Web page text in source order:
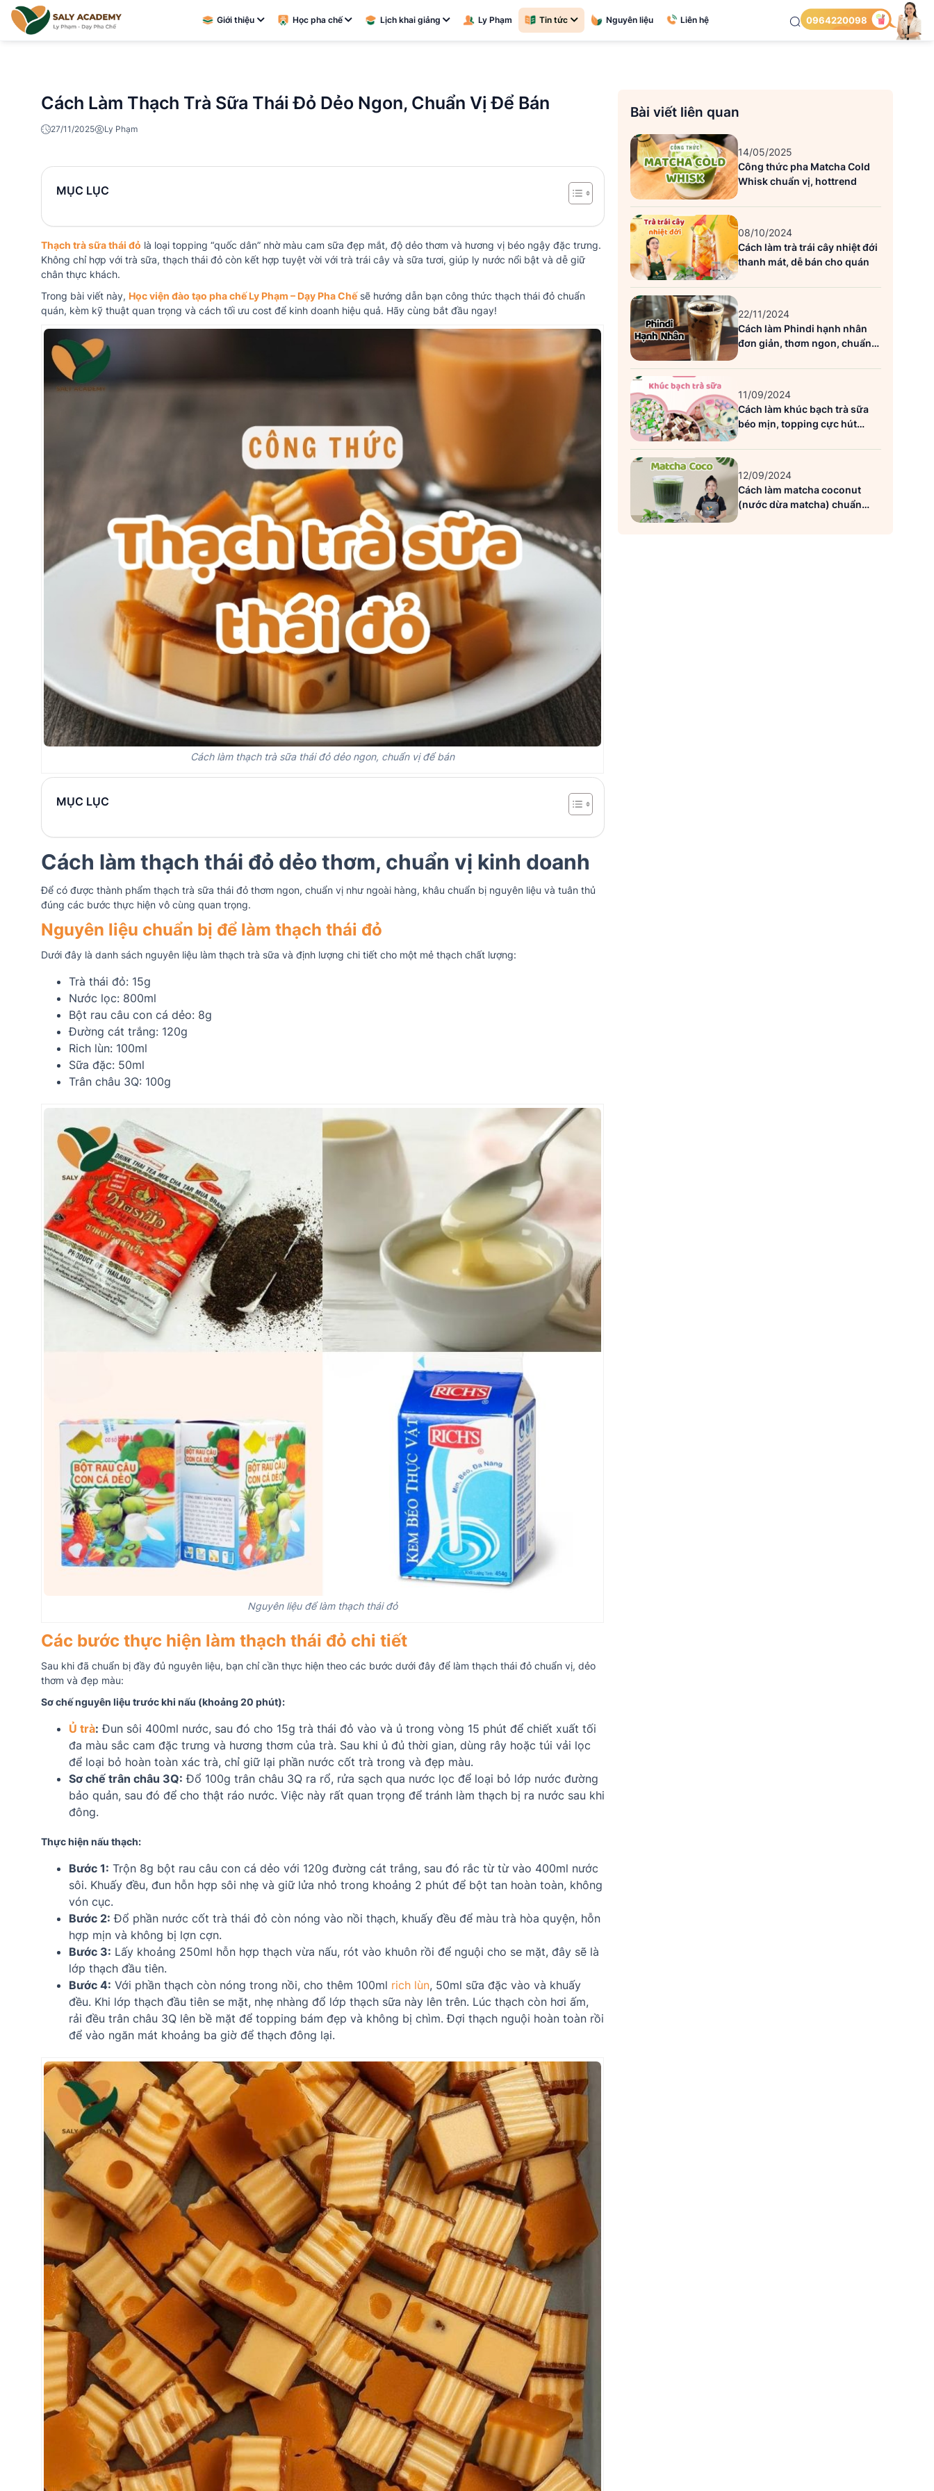
Giới thiệu Học pha chế Lịch khai giảng Ly Phạm Tin tức Nguyên liệu Liên hệ 0964220098
Cách Làm Thạch Trà Sữa Thái Đỏ Dẻo Ngon, Chuẩn Vị Để Bán
27/11/2025 Ly Phạm
MỤC LỤC
Thạch trà sữa thái đỏ là loại topping “quốc dân” nhờ màu cam sữa đẹp mắt, độ dẻo thơm và hương vị béo ngậy đặc trưng.
Không chỉ hợp với trà sữa, thạch thái đỏ còn kết hợp tuyệt vời với trà trái cây và sữa tươi, giúp ly nước nổi bật và dễ giữ
chân thực khách.
Trong bài viết này, Học viện đào tạo pha chế Ly Phạm – Dạy Pha Chếsẽ hướng dẫn bạn công thức thạch thái đỏ chuẩn
quán, kèm kỹ thuật quan trọng và cách tối ưu cost để kinh doanh hiệu quả. Hãy cùng bắt đầu ngay!
Cách làm thạch trà sữa thái đỏ dẻo ngon, chuẩn vị để bán
MỤC LỤC
Cách làm thạch thái đỏ dẻo thơm, chuẩn vị kinh doanh
Để có được thành phẩm thạch trà sữa thái đỏ thơm ngon, chuẩn vị như ngoài hàng, khâu chuẩn bị nguyên liệu và tuân thủ
đúng các bước thực hiện vô cùng quan trọng.
Nguyên liệu chuẩn bị để làm thạch thái đỏ
Dưới đây là danh sách nguyên liệu làm thạch trà sữa và định lượng chi tiết cho một mẻ thạch chất lượng:
Trà thái đỏ: 15g
Nước lọc: 800ml
Bột rau câu con cá dẻo: 8g
Đường cát trắng: 120g
Rich lùn: 100ml
Sữa đặc: 50ml
Trân châu 3Q: 100g
Nguyên liệu để làm thạch thái đỏ
Các bước thực hiện làm thạch thái đỏ chi tiết
Sau khi đã chuẩn bị đầy đủ nguyên liệu, bạn chỉ cần thực hiện theo các bước dưới đây để làm thạch thái đỏ chuẩn vị, dẻo
thơm và đẹp màu:
Sơ chế nguyên liệu trước khi nấu (khoảng 20 phút):
Ủ trà: Đun sôi 400ml nước, sau đó cho 15g trà thái đỏ vào và ủ trong vòng 15 phút để chiết xuất tối
đa màu sắc cam đặc trưng và hương thơm của trà. Sau khi ủ đủ thời gian, dùng rây hoặc túi vải lọc
để loại bỏ hoàn toàn xác trà, chỉ giữ lại phần nước cốt trà trong và đẹp màu.
Sơ chế trân châu 3Q: Đổ 100g trân châu 3Q ra rổ, rửa sạch qua nước lọc để loại bỏ lớp nước đường
bảo quản, sau đó để cho thật ráo nước. Việc này rất quan trọng để tránh làm thạch bị ra nước sau khi
đông.
Thực hiện nấu thạch:
Bước 1: Trộn 8g bột rau câu con cá dẻo với 120g đường cát trắng, sau đó rắc từ từ vào 400ml nước
sôi. Khuấy đều, đun hỗn hợp sôi nhẹ và giữ lửa nhỏ trong khoảng 2 phút để bột tan hoàn toàn, không
vón cục.
Bước 2: Đổ phần nước cốt trà thái đỏ còn nóng vào nồi thạch, khuấy đều để màu trà hòa quyện, hỗn
hợp mịn và không bị lợn cợn.
Bước 3: Lấy khoảng 250ml hỗn hợp thạch vừa nấu, rót vào khuôn rồi để nguội cho se mặt, đây sẽ là
lớp thạch đầu tiên.
Bước 4: Với phần thạch còn nóng trong nồi, cho thêm 100ml rich lùn, 50ml sữa đặc vào và khuấy
đều. Khi lớp thạch đầu tiên se mặt, nhẹ nhàng đổ lớp thạch sữa này lên trên. Lúc thạch còn hơi ấm,
rải đều trân châu 3Q lên bề mặt để topping bám đẹp và không bị chìm. Đợi thạch nguội hoàn toàn rồi
để vào ngăn mát khoảng ba giờ để thạch đông lại.
Bài viết liên quan
14/05/2025
Công thức pha Matcha Cold
Whisk chuẩn vị, hottrend
08/10/2024
Cách làm trà trái cây nhiệt đới
thanh mát, dễ bán cho quán
22/11/2024
Cách làm Phindi hạnh nhân
đơn giản, thơm ngon, chuẩn
vị Highlands
11/09/2024
Cách làm khúc bạch trà sữa
béo mịn, topping cực hút
12/09/2024
Cách làm matcha coconut
(nước dừa matcha) chuẩn
siêu ngon